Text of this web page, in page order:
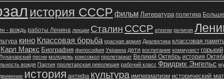
история СССРфильм Литература политика
- вождь работы Ленина лекции Сталин СССР атеизм религия
киноКлассовая борьба красная армия Диалектика классовая
Карл Маркс Биография философия Украина дети воспитание коммунист горький
песни молодежь комсомол пролетариат Великий Октябрь история
вождя Партия пролетарская революция рабочий класс Фридрих Энгельс
история антифа культура империализм исторический